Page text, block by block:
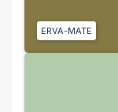
ERVA-MATE